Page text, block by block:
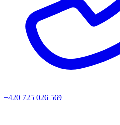
+420 725 026 569